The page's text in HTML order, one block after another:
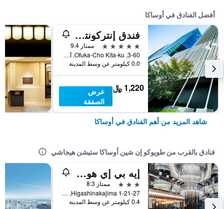
أفضل الفنادق في أوساكا
فندق إنتركونتيننتال أوساكا
5 نجوم
ممتاز 9.4
3-60, Ofuka-Cho Kita-ku, أوساكا, اليابان
0.0 كيلومتر عن وسط المدينة
1,220 ﷼
عرض
الصفقة
شاهد المزيد من أهم الفنادق في أوساكا
فنادق بالقرب من طويوكو إن شين أوساكا ستيشن هيجاشي
إيه بي إي هوتل شين أوساكا إكيماي
3 نجوم
ممتاز 8.3
1-21-27 Higashinakajima, أوساكا, اليابان
0.4 كيلومتر عن وسط المدينة